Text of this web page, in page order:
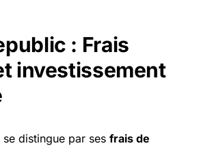
: Frais
investissement
se distingue par ses frais de